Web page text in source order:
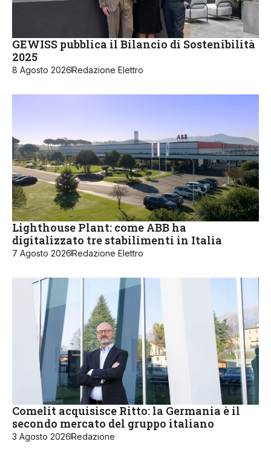
GEWISS pubblica il Bilancio di Sostenibilità
2025
8 Agosto 2026Redazione Elettro
Lighthouse Plant: come ABB ha
digitalizzato tre stabilimenti in Italia
7 Agosto 2026Redazione Elettro
Comelit acquisisce Ritto: la Germania è il
secondo mercato del gruppo italiano
3 Agosto 2026Redazione